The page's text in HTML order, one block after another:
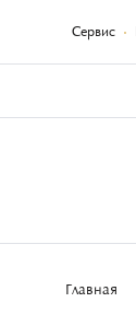
Сервис
Главная